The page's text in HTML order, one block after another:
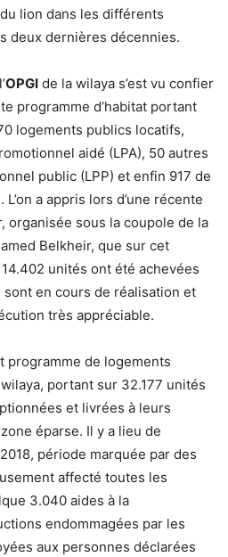
lion dans les différents
deux dernières décennies.
OPGI de la wilaya s’est vu confier
programme d’habitat portant
logements publics locatifs,
aidé (LPA), 50 autres
public (LPP) et enfin 917 de
a appris lors d’une récente
organisée sous la coupole de la
Belkheir, que sur cet
unités ont été achevées
en cours de réalisation et
très appréciable.
programme de logements
portant sur 32.177 unités
et livrées à leurs
éparse. Il y a lieu de
période marquée par des
affecté toutes les
3.040 aides à la
endommagées par les
aux personnes déclarées